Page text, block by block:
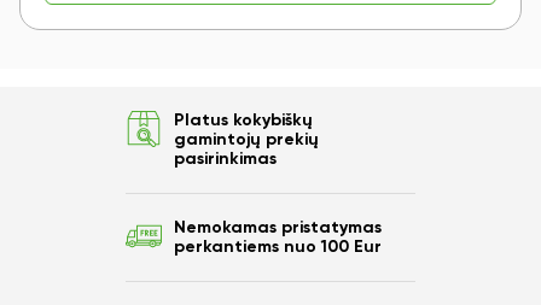
Platus kokybiškų
gamintojų prekių
pasirinkimas
Nemokamas pristatymas
perkantiems nuo 100 Eur